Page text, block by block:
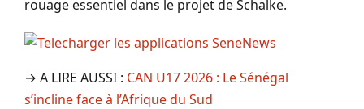
rouage essentiel dans le projet de Schalke.
→ A LIRE AUSSI : CAN U17 2026 : Le Sénégal
s’incline face à l’Afrique du Sud